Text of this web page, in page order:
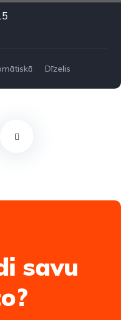
Dīzelis
savu